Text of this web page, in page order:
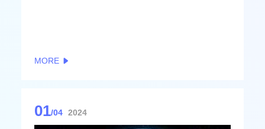
MORE
01/04 2024